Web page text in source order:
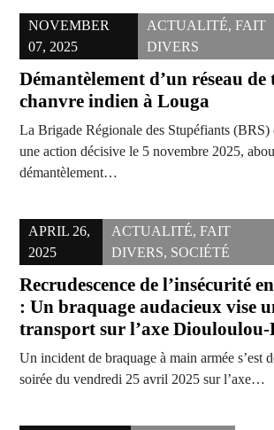
NOVEMBER
07, 2025
ACTUALITÉ, FAIT
DIVERS
Démantèlement d’un réseau
chanvre indien à Louga
La Brigade Régionale des Stupéfiants (BRS)
une action décisive le 5 novembre 2025,
démantèlement…
APRIL 26,
2025
ACTUALITÉ,FAIT
DIVERS, SOCIÉTÉ
Recrudescence de l’insécurité
: Un braquage audacieux vise
transport sur l’axe
Un incident de braquage à main armée s’est
soirée du vendredi 25 avril 2025 sur l’axe…